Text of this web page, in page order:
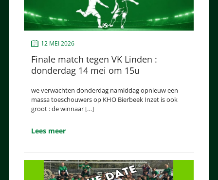
12 MEI 2026
Finale match tegen VK Linden :
donderdag 14 mei om 15u
we verwachten donderdag namiddag opnieuw een
massa toeschouwers op KHO Bierbeek Inzet is ook
groot : de winnaar […]
Lees meer